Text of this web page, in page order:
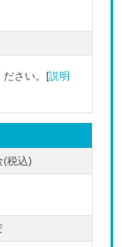
ださい。[説明